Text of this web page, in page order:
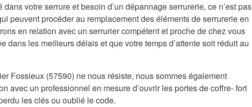
votre serrure et besoin d’un dépannage serrurerie, ce n’est pas
peuvent procéder au remplacement des éléments de serrurerie en
en relation avec un serrurier compétent et proche de chez vous
dans les meilleurs délais et que votre temps d’attente soit réduit au
Fossieux (57590) ne nous résiste, nous sommes également
avec un professionnel en mesure d’ouvrir les portes de coffre- fort
les clés ou oublié le code.